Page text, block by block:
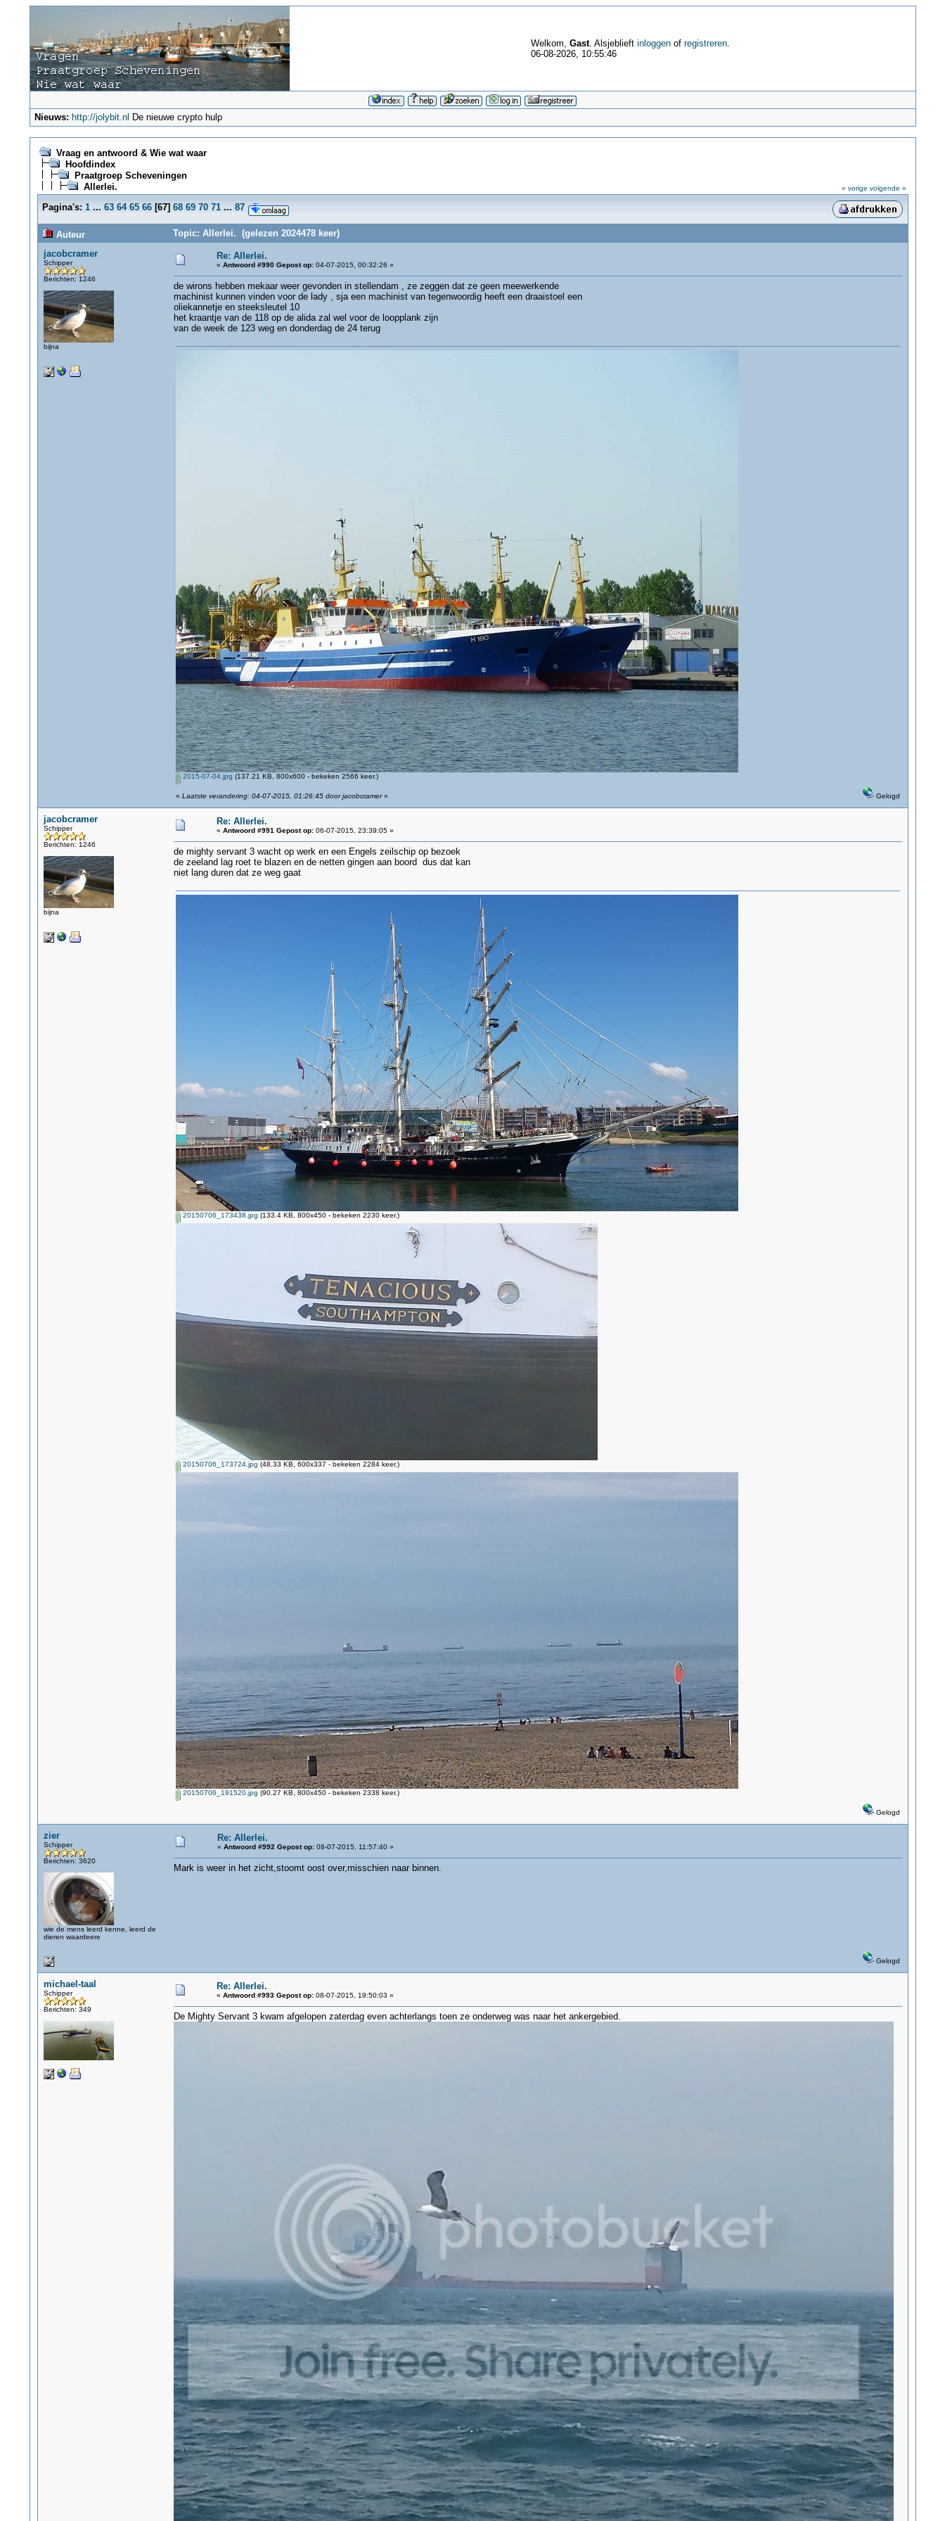
Welkom, Gast. Alsjeblieft inloggenof registreren.
06-08-2026, 10:55:46
Nieuws: http://jolybit.nl De nieuwe crypto hulp
Vraag en antwoord & Wie wat waar
Hoofdindex
Praatgroep Scheveningen
Allerlei.
« vorige volgende »
Pagina's: 1 ... 63 64 65 66[67] 68 69 70 71 ... 87
Auteur
Topic: Allerlei. (gelezen 2024478 keer)
jacobcramer
Schipper
Berichten: 1246
bijna
Re: Allerlei.
« Antwoord #990 Gepost op:04-07-2015, 00:32:26 »
de wirons hebben mekaar weer gevonden in stellendam , ze zeggen dat ze geen meewerkende
machinist kunnen vinden voor de lady , sja een machinist van tegenwoordig heeft een draaistoel een
oliekannetje en steeksleutel 10
het kraantje van de 118 op de alida zal wel voor de loopplank zijn
van de week de 123 weg en donderdag de 24 terug
2015-07-04.jpg (137.21 KB, 800x600 - bekeken 2566 keer.)
« Laatste verandering: 04-07-2015, 01:26:45 door jacobcramer» Gelogd
jacobcramer
Schipper
Berichten: 1246
bijna
Re: Allerlei.
« Antwoord #991 Gepost op:06-07-2015, 23:39:05 »
de mighty servant 3 wacht op werk en een Engels zeilschip op bezoek
de zeeland lag roet te blazen en de netten gingen aan boord dus dat kan
niet lang duren dat ze weg gaat
20150706_173438.jpg (133.4 KB, 800x450 - bekeken 2230 keer.)
20150706_173724.jpg (48.33 KB, 600x337 - bekeken 2284 keer.)
20150706_191520.jpg (90.27 KB, 800x450 - bekeken 2338 keer.)
Gelogd
zier
Schipper
Berichten: 3620
wie de mens leerd kenne, leerd de
dieren waardeere
Re: Allerlei.
« Antwoord #992 Gepost op:08-07-2015, 11:57:40 »
Mark is weer in het zicht,stoomt oost over,misschien naar binnen.
Gelogd
michael-taal
Schipper
Berichten: 349
Re: Allerlei.
« Antwoord #993 Gepost op:08-07-2015, 19:50:03 »
De Mighty Servant 3 kwam afgelopen zaterdag even achterlangs toen ze onderweg was naar het ankergebied.